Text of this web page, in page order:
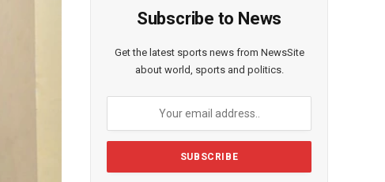
Subscribe to News
Get the latest sports news from NewsSite
about world, sports and politics.